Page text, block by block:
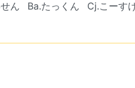
ん Ba.たっくん Cj.こーす